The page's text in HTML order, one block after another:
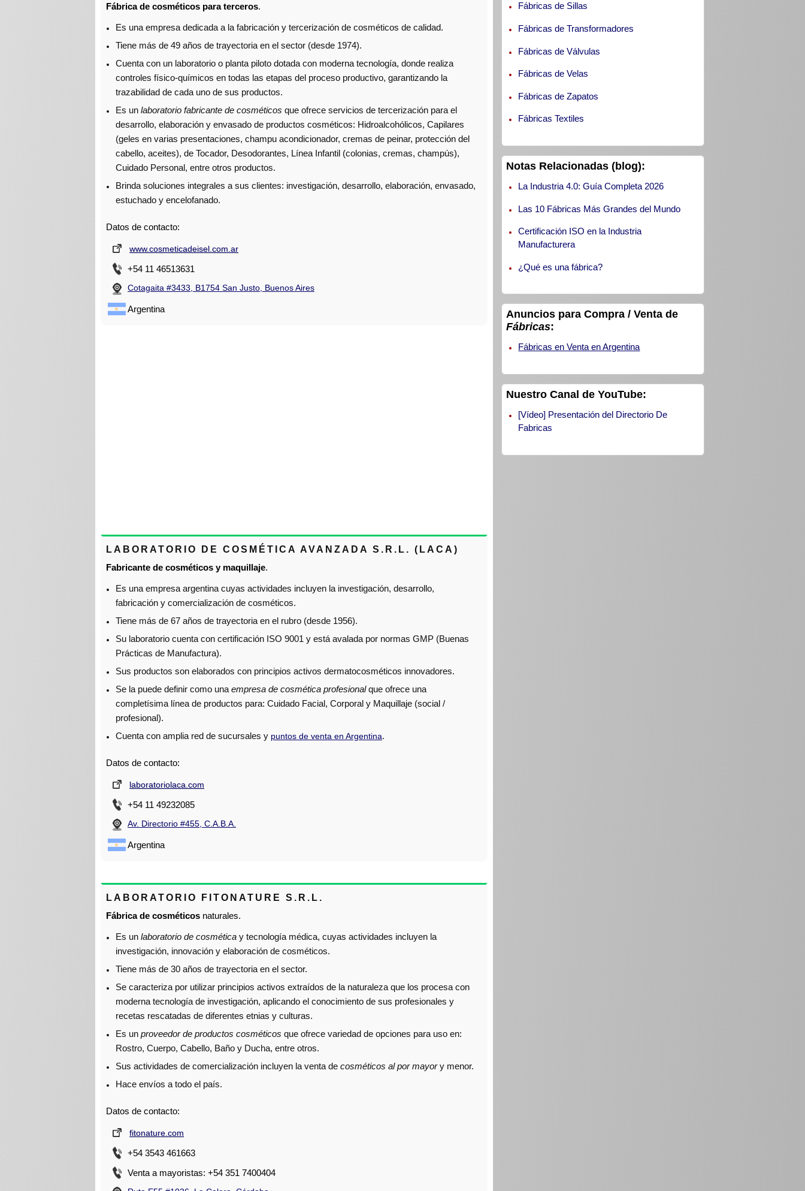
Fábrica de cosméticos para terceros.
Es una empresa dedicada a la fabricación y tercerización de cosméticos de calidad.
Tiene más de 49 años de trayectoria en el sector (desde 1974).
Cuenta con un laboratorio o planta piloto dotada con moderna tecnología, donde realiza
controles físico-químicos en todas las etapas del proceso productivo, garantizando la
trazabilidad de cada uno de sus productos.
Es un laboratorio fabricante de cosméticos que ofrece servicios de tercerización para el
desarrollo, elaboración y envasado de productos cosméticos: Hidroalcohólicos, Capilares
(geles en varias presentaciones, champu acondicionador, cremas de peinar, protección del
cabello, aceites), de Tocador, Desodorantes, Línea Infantil (colonias, cremas, champús),
Cuidado Personal, entre otros productos.
Brinda soluciones integrales a sus clientes: investigación, desarrollo, elaboración, envasado,
estuchado y encelofanado.
Datos de contacto:
www.cosmeticadeisel.com.ar
+54 11 46513631
Cotagaita #3433, B1754 San Justo, Buenos Aires
Argentina
LABORATORIO DE COSMÉTICA AVANZADA S.R.L. (LACA)
Fabricante de cosméticos y maquillaje.
Es una empresa argentina cuyas actividades incluyen la investigación, desarrollo,
fabricación y comercialización de cosméticos.
Tiene más de 67 años de trayectoria en el rubro (desde 1956).
Su laboratorio cuenta con certificación ISO 9001 y está avalada por normas GMP (Buenas
Prácticas de Manufactura).
Sus productos son elaborados con principios activos dermatocosméticos innovadores.
Se la puede definir como una empresa de cosmética profesionalque ofrece una
completísima línea de productos para: Cuidado Facial, Corporal y Maquillaje (social /
profesional).
Cuenta con amplia red de sucursales y puntos de venta en Argentina.
Datos de contacto:
laboratoriolaca.com
+54 11 49232085
Av. Directorio #455, C.A.B.A.
Argentina
LABORATORIO FITONATURE S.R.L.
Fábrica de cosméticos naturales.
Es un laboratorio de cosmética y tecnología médica, cuyas actividades incluyen la
investigación, innovación y elaboración de cosméticos.
Tiene más de 30 años de trayectoria en el sector.
Se caracteriza por utilizar principios activos extraídos de la naturaleza que los procesa con
moderna tecnología de investigación, aplicando el conocimiento de sus profesionales y
recetas rescatadas de diferentes etnias y culturas.
Es un proveedor de productos cosméticos que ofrece variedad de opciones para uso en:
Rostro, Cuerpo, Cabello, Baño y Ducha, entre otros.
Sus actividades de comercialización incluyen la venta de cosméticos al por mayory menor.
Hace envíos a todo el país.
Datos de contacto:
fitonature.com
+54 3543 461663
Venta a mayoristas: +54 351 7400404
Fábricas de Sillas
Fábricas de Transformadores
Fábricas de Válvulas
Fábricas de Velas
Fábricas de Zapatos
Fábricas Textiles
Notas Relacionadas (blog):
La Industria 4.0: Guía Completa 2026
Las 10 Fábricas Más Grandes del Mundo
Certificación ISO en la Industria
Manufacturera
¿Qué es una fábrica?
Anuncios para Compra / Venta de
Fábricas:
Fábricas en Venta en Argentina
Nuestro Canal de YouTube:
[Vídeo] Presentación del Directorio De
Fabricas